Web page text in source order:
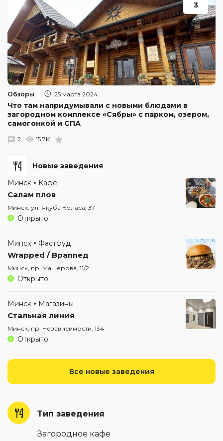
Тип заведения
Загородное кафе
3
Обзоры 25 марта 2024
Что там напридумывали с новыми блюдами в
загородном комплексе «Сябры» с парком, озером,
самогонкой и СПА
2 15.7K
Новые заведения
Минск
Кафе
Салам плов
Минск, ул. Якуба Коласа, 37
Открыто
Минск Фастфуд
Wrapped / Враппед
Минск, пр. Машерова, 11/2
Открыто
Минск Магазины
Стальная линия
Минск, пр. Независимости, 134
Открыто
Все новые заведения